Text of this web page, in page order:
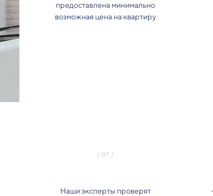
предоставлена минимально
возможная цена на квартиру
Наши эксперты проверят